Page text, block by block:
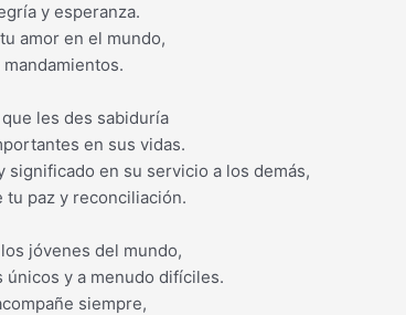
y esperanza.
amor en el mundo,
les des sabiduría
en sus vidas.
significado en su servicio a los demás,
paz y reconciliación.
jóvenes del mundo,
y a menudo difíciles.
siempre,